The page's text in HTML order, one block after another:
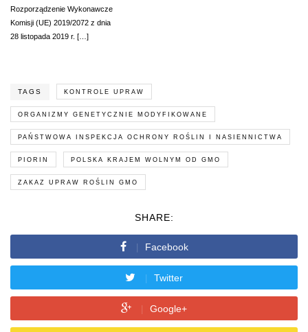
Rozporządzenie Wykonawcze
Komisji (UE) 2019/2072 z dnia
28 listopada 2019 r. […]
TAGS KONTROLE UPRAW
ORGANIZMY GENETYCZNIE MODYFIKOWANE
PAŃSTWOWA INSPEKCJA OCHRONY ROŚLIN I NASIENNICTWA
PIORIN POLSKA KRAJEM WOLNYM OD GMO
ZAKAZ UPRAW ROŚLIN GMO
SHARE:
Facebook
Twitter
Google+